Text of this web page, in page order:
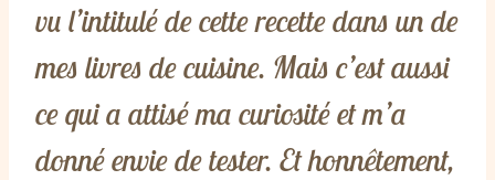
vu l’intitulé de cette recette dans un de
mes livres de cuisine. Mais c’est aussi
ce qui a attisé ma curiosité et m’a
donné envie de tester. Et honnêtement,